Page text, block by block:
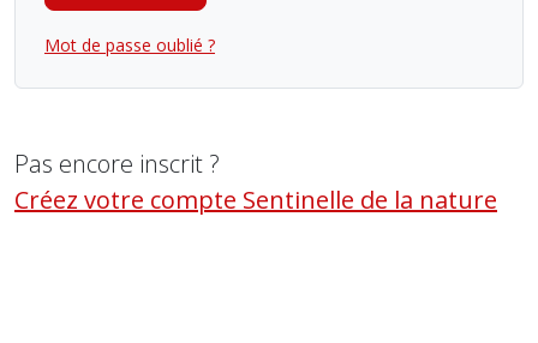
Mot de passe oublié ?
Pas encore inscrit ?
Créez votre compte Sentinelle de la nature